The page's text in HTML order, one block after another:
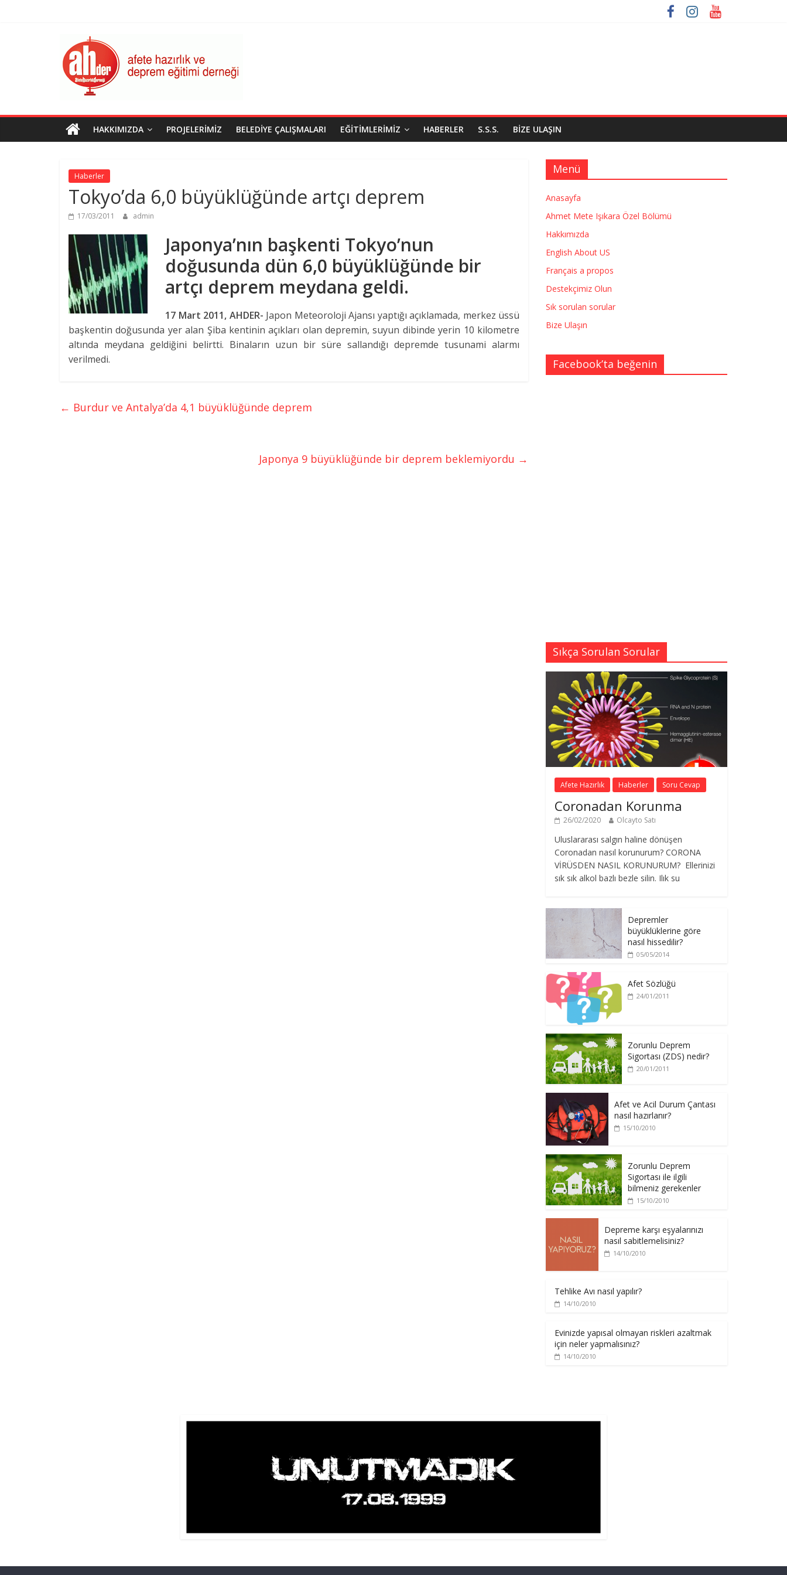
AHDER
Afete
Hazırlık
Deprem
Eğitimi
Derneği
HAKKIMIZDA PROJELERIMIZ BELEDIYE ÇALIŞMALARI EĞITIMLERIMIZ HABERLER S.S.S. BIZE ULAŞIN
Haberler
Tokyo’da 6,0 büyüklüğünde artçı deprem
17/03/2011 admin
Japonya’nın başkenti Tokyo’nun
doğusunda dün 6,0 büyüklüğünde bir
artçı deprem meydana geldi.
17 Mart 2011, AHDER- Japon Meteoroloji Ajansı yaptığı açıklamada, merkez üssü
başkentin doğusunda yer alan Şiba kentinin açıkları olan depremin, suyun dibinde yerin 10 kilometre
altında meydana geldiğini belirtti. Binaların uzun bir süre sallandığı depremde tusunami alarmı
verilmedi.
← Burdur ve Antalya’da 4,1 büyüklüğünde deprem
Japonya 9 büyüklüğünde bir deprem beklemiyordu →
Menü
Anasayfa
Ahmet Mete Işıkara Özel Bölümü
Hakkımızda
English About US
Français a propos
Destekçimiz Olun
Sık sorulan sorular
Bize Ulaşın
Facebook’ta beğenin
Sıkça Sorulan Sorular
Afete Hazırlık Haberler Soru Cevap
Coronadan Korunma
26/02/2020 Olcayto Satı
Uluslararası salgın haline dönüşen
Coronadan nasıl korunurum? CORONA
VİRÜSDEN NASIL KORUNURUM? Ellerinizi
sık sık alkol bazlı bezle silin. Ilık su
Depremler
büyüklüklerine göre
nasıl hissedilir?
05/05/2014
Afet Sözlüğü
24/01/2011
Zorunlu Deprem
Sigortası (ZDS) nedir?
20/01/2011
Afet ve Acil Durum Çantası
nasıl hazırlanır?
15/10/2010
Zorunlu Deprem
Sigortası ile ilgili
bilmeniz gerekenler
15/10/2010
Depreme karşı eşyalarınızı
nasıl sabitlemelisiniz?
14/10/2010
Tehlike Avı nasıl yapılır?
14/10/2010
Evinizde yapısal olmayan riskleri azaltmak
için neler yapmalısınız?
14/10/2010